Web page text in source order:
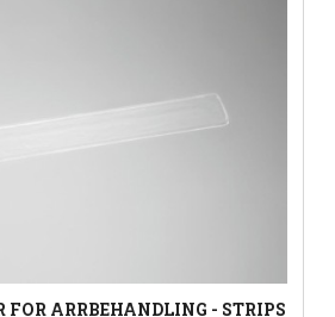
ARRBEHANDLING - STRIPS